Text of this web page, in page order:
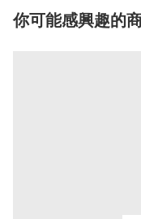
你可能感興趣的